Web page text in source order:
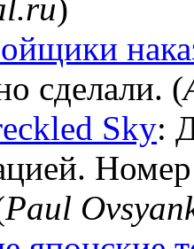
)
сделали. (
Sky:
Paul